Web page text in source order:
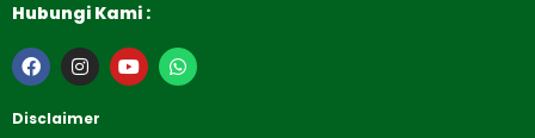
Hubungi Kami :
F
a
e
I
n
t
Y
o
W
h
Disclaimer